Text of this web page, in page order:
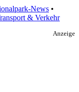
News •
& Verkehr
Anzeige